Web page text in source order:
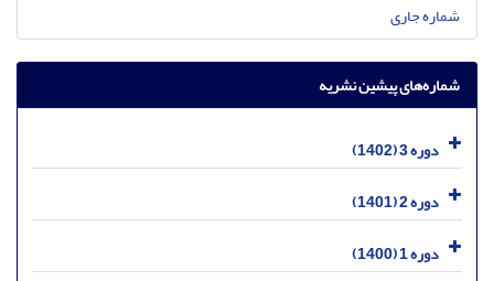
شماره جاری
شماره‌های پیشین نشریه
دوره 3 (1402)
دوره 2 (1401)
دوره 1 (1400)